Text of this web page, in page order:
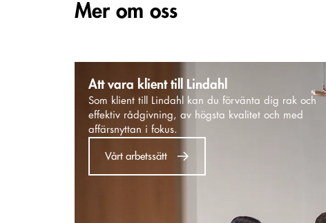
Mer om oss
Att vara klient till Lindahl
Som klient till Lindahl kan du förvänta dig rak och
effektiv rådgivning, av högsta kvalitet och med
affärsnyttan i fokus.
Vårt arbetssätt